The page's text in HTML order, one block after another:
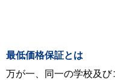
最低価格保証とは
万が一、同一の学校及